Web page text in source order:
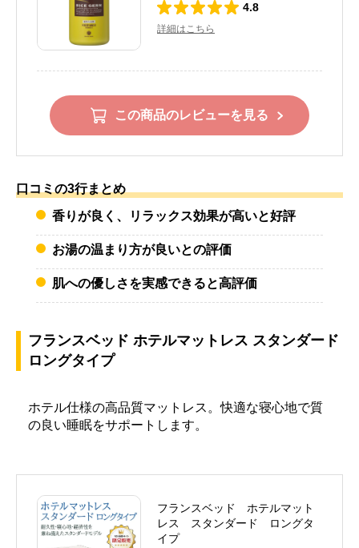
4.8
詳細はこちら
この商品のレビューを見る
口コミの3行まとめ
香りが良く、リラックス効果が高いと好評
お湯の温まり方が良いとの評価
肌への優しさを実感できると高評価
フランスベッド ホテルマットレス スタンダード
ロングタイプ
ホテル仕様の高品質マットレス。快適な寝心地で質
の良い睡眠をサポートします。
フランスベッド ホテルマット
レス スタンダード ロングタ
イプ